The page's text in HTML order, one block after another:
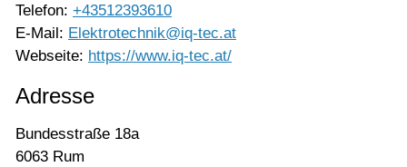
Telefon: +43512393610
E-Mail: Elektrotechnik@iq-tec.at
Webseite: https://www.iq-tec.at/
Adresse
Bundesstraße 18a
6063 Rum